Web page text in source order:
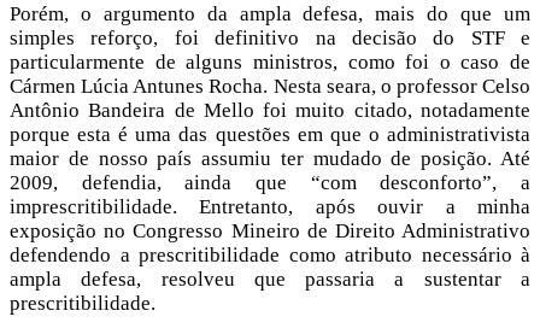
Porém, o argumento da ampla defesa, mais do que um
simples reforço, foi definitivo na decisão do STF e
particularmente de alguns ministros, como foi o caso de
Cármen Lúcia Antunes Rocha. Nesta seara, o professor Celso
Antônio Bandeira de Mello foi muito citado, notadamente
porque esta é uma das questões em que o administrativista
maior de nosso país assumiu ter mudado de posição. Até
2009, defendia, ainda que “com desconforto”, a
imprescritibilidade. Entretanto, após ouvir a minha
exposição no Congresso Mineiro de Direito Administrativo
defendendo a prescritibilidade como atributo necessário à
ampla defesa, resolveu que passaria a sustentar a
prescritibilidade.